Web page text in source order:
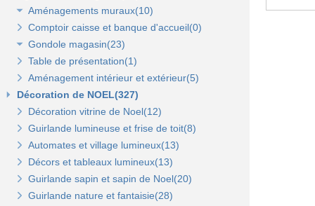
Plaques signalétiques(10)
Tableaux horaires(2)
Aménagements muraux(10)
Panneaux rainurés et accessoires(10)
Panneaux rainurés(0)
Rails et profils(0)
Gondole panneau rainuré(2)
Broches pour panneaux(3)
Tablettes bois et supports(3)
Tablettes verre et supports(3)
Autres supports(5)
Bras et penderies pour panneaux standard(0)
Panneaux en bois Opus(0)
Panneaux Opus(0)
Tablettes bois et supports Opus(0)
Accessoires pour panneaux Opus(0)
Tablettes verre et supports Opus(0)
Comptoir caisse et banque d'accueil(0)
Gondole magasin(23)
Gondoles métalliques fond métal(15)
Gondole simple de départ fond métal(0)
Gondole double de départ(0)
Montant terminal métal(0)
Broches et barres de charge(6)
Penderies et bras fond métal(4)
Tablettes et paniers(5)
Gondoles métalliques fond bois(8)
Gondole simple de départ fond bois(0)
Montant terminal pour fond bois(0)
Penderies et bras fond bois(4)
Tablettes(4)
Table de présentation(1)
Aménagement intérieur et extérieur(5)
Décoration de NOEL(327)
Décoration vitrine de Noel(12)
Guirlande lumineuse et frise de toit(8)
Automates et village lumineux(13)
Décors et tableaux lumineux(13)
Guirlande sapin et sapin de Noel(20)
Guirlande nature et fantaisie(28)